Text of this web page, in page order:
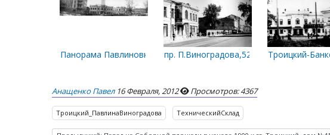
Панорама Павлиновки. КГБ, Рубинпр. П.Виноградова,52. Четная сторона
Троицкий-
Анащенко Павел 16 Февраля, 2012 Просмотров: 4367
Троицкий_ПавлинаВиноградова ТехническийСклад